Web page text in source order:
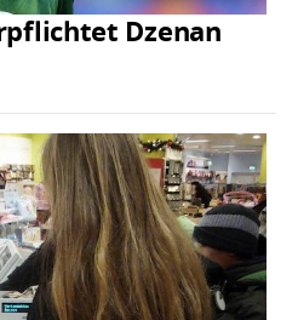
Dzenan